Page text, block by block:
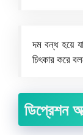
দম বন্ধ হয়ে
চিৎকার করে
ডিপ্রেশন